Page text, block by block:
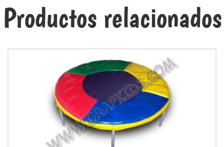
Productos relacionados